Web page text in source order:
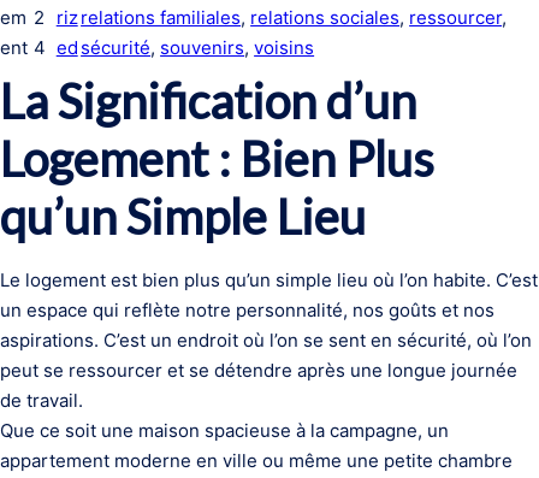
em
ent
2
4
riz
ed
relations familiales, relations sociales, ressourcer
sécurité, souvenirs, voisins
La Signification d’un
Logement : Bien Plus
qu’un Simple Lieu
Le logement est bien plus qu’un simple lieu où l’on habite. C’est
un espace qui reflète notre personnalité, nos goûts et nos
aspirations. C’est un endroit où l’on se sent en sécurité, où l’on
peut se ressourcer et se détendre après une longue journée
de travail.
Que ce soit une maison spacieuse à la campagne, un
appartement moderne en ville ou même une petite chambre